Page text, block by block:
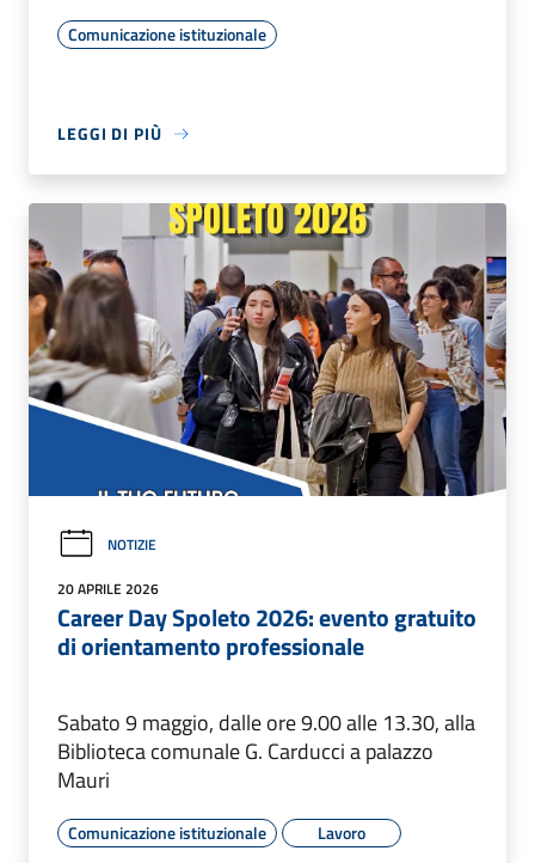
Comunicazione istituzionale
LEGGI DI PIÙ
NOTIZIE
20 APRILE 2026
Career Day Spoleto 2026: evento gratuito
di orientamento professionale
Sabato 9 maggio, dalle ore 9.00 alle 13.30, alla
Biblioteca comunale G. Carducci a palazzo
Mauri
Comunicazione istituzionale Lavoro